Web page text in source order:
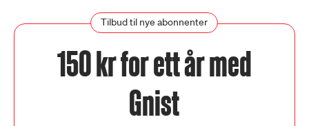
Tilbud til nye abonnenter
150 kr for ett år med
Gnist